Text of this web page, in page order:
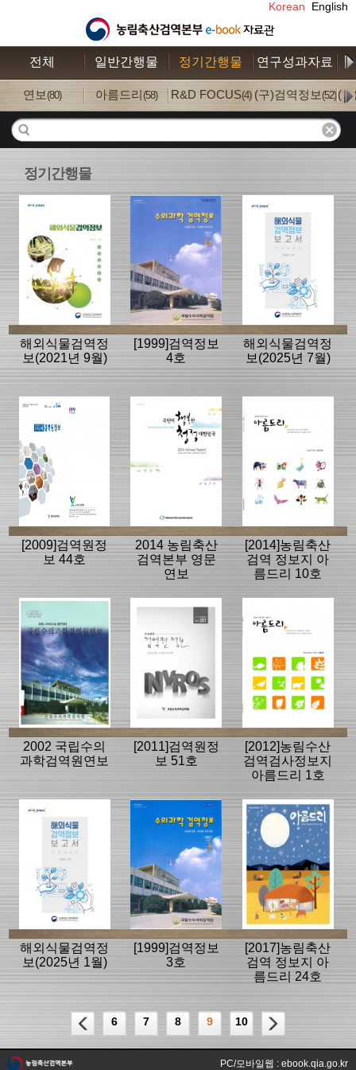
Korean English
전체 일반간행물 정기간행물 연구성과자료
연보(80) 아름드리(58) R&D FOCUS(4) (구)검역정보 (52) (
정기간행물
해외식물검역정
보(2021년 9월)
[1999]검역정보
4호
해외식물검역정
보(2025년 7월)
[2009]검역원정
보 44호
2014 농림축산
검역본부 영문
연보
[2014]농림축산
검역 정보지 아
름드리 10호
2002 국립수의
과학검역원연보
[2011]검역원정
보 51호
[2012]농림수산
검역검사정보지
아름드리 1호
해외식물검역정
보(2025년 1월)
[1999]검역정보
3호
[2017]농림축산
검역 정보지 아
름드리 24호
6 7 8 9 10
PC/모바일웹 : ebook.qia.go.kr